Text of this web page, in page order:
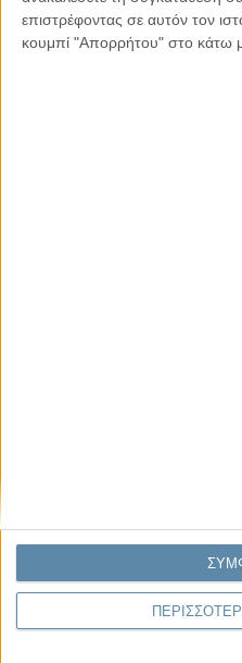
επιστρέφοντας σε αυτόν τον
κουμπί "Απορρήτου" στο κάτω
στο
Να αφήνεις τους